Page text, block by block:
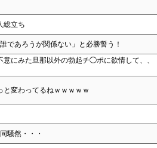
総立ち
であろうが関係ない」と必勝誓う！
にみた旦那以外の勃起チ◯ポに欲情して、、
と変わってるねｗｗｗｗｗ
騒然・・・